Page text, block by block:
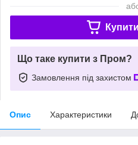
Що таке купити з Пром?
Замовлення під захистом
Опис Характеристики